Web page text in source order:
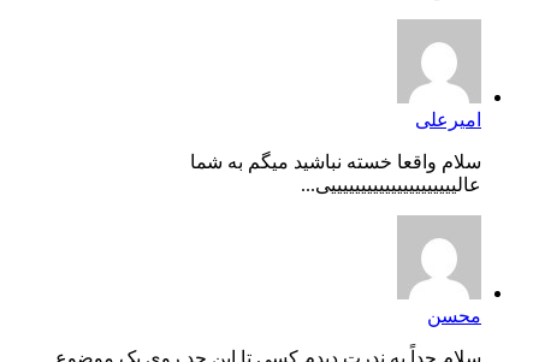
امیرعلی
سلام واقعا خسته نباشید میگم به شما
عالیییییییییییییییییییییی...
محسن
سلام جداً به ندرت دیدم کسی تا این حد روی یک موضوع